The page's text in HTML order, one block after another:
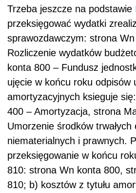
Trzeba jeszcze na podstawie
przeksięgować wydatki
sprawozdawczym: strona
Rozliczenie wydatków
konta 800 – Fundusz
ujęcie w końcu roku odpisów
amortyzacyjnych ksieguje
400 – Amortyzacja, strona
Umorzenie środków
niematerialnych i prawnych.
przeksięgowanie w końcu
810: strona Wn konta 800,
810; b) kosztów z tytułu